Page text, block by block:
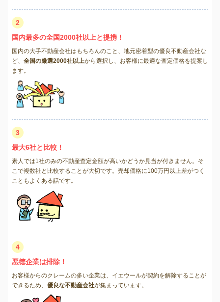
2
国内最多の全国2000社以上と提携！
国内の大手不動産会社はもちろんのこと、地元密着型の優良不動産会社な
ど、 全国の厳選2000社以上から選択し、お客様に最適な査定価格を提案し
ます。
3
最大6社と比較！
素人では1社のみの不動産査定金額が高いかどうか見当が付きません。そ
こで複数社と比較することが大切です。売却価格に100万円以上差がつく
こともよくある話です。
4
悪徳企業は排除！
お客様からのクレームの多い企業は、イエウールが契約を解除することが
できるため、 優良な不動産会社が集まっています。